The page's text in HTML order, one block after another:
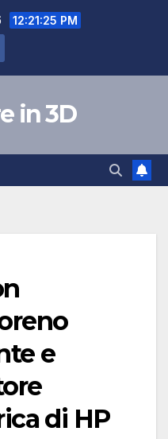
12:21:26 PM
in 3D
e
di HP